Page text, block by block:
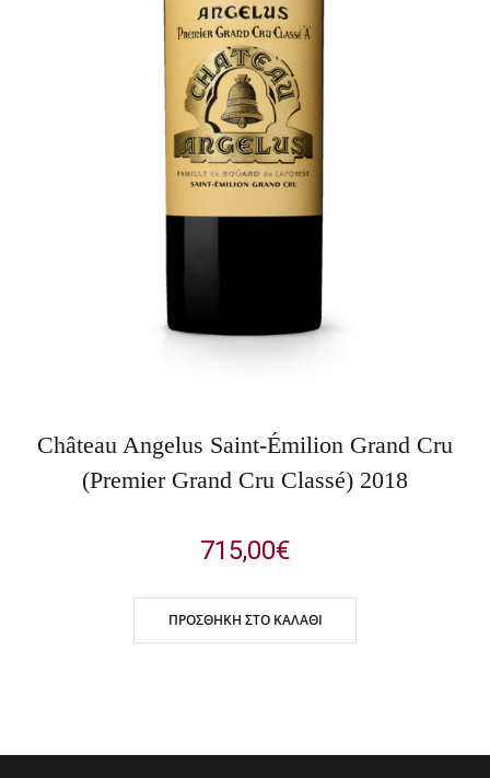
Château Angelus Saint-Émilion Grand Cru
(Premier Grand Cru Classé) 2018
ΠΡΟΣΘΉΚΗ ΣΤΟ ΚΑΛΆΘΙ
715,00€